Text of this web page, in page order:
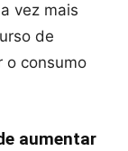
vez mais
de
o consumo
aumentar